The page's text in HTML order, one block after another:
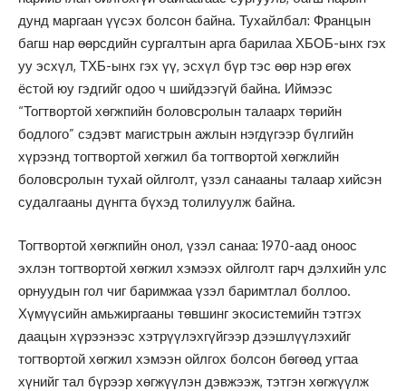
дунд маргаан үүсэх болсон байна. Тухайлбал: Францын
багш нар өөрсдийн сургалтын арга барилаа ХБОБ-ынх гэх
уу эсхүл, ТХБ-ынх гэх үү, эсхүл бүр тэс өөр нэр өгөх
ёстой юу гэдгийг одоо ч шийдээгүй байна. Иймээс
“Тогтвортой хөгжпийн боловсролын талаарх төрийн
бодлого” сэдэвт магистрын ажлын нэгдүгээр бүлгийн
хүрээнд тогтвортой хөгжил ба тогтвортой хөгжлийн
боловсролын тухай ойлголт, үзэл санааны талаар хийсэн
судалгааны дүнгта бүхэд толилуулж байна.
Тогтвортой хөгжпийн онол, үзэл санаа: 1970-аад оноос
эхлэн тогтвортой хөгжил хэмээх ойлголт гарч дэлхийн улс
орнуудын гол чиг баримжаа үзэл баримтлал боллоо.
Хүмүүсийн амьжиргааны төвшинг экосистемийн тэтгэх
даацын хүрээнээс хэтрүүлэхгүйгээр дээшлүүлэхийг
тогтвортой хөгжил хэмээн ойлгох болсон бөгөөд угтаа
хүнийг тал бүрээр хөгжүүлэн дэвжээж, тэтгэн хөгжүүлж